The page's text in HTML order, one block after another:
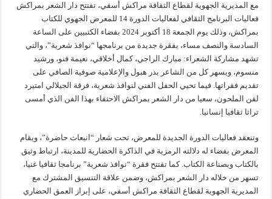
مع المديرية الجهوية لقطاع الثقافة مراكش أسفي، تفتتح دار الشعر بمراكش
فعاليات البرنامج الثقافي لفعاليات الدورة 14 للمعرض الجهوي للكتاب
بمراكش، وذلك يوم الجمعة 18 أكتوبر 2024 بفضاء الكتبيين على الساعة
السادسة والنصف مساء، بفقرة جديدة من برنامجها “نوافذ شعرية”، والتي
تشهد مشاركة الشعراء: مبارك الراجي، كمال أخلاقي، نعيمة فنو، ورشيد
منسوم، ويسهر كل من الشاعر بدر هبول والإعلامية صوفية الصافي على
تقديم فقراتها. فيما تحيي الحفل الفني لنوافذ شعرية، فرقة الجيلالي امتيرد
لفن الملحون، سعيا من دار الشعر بمراكش الاحتفاء بهذا الفن الذي أمسى
تراثا ثقافيا إنسانيا.
وتنعقد فعاليات الدورة الجديدة للمعرض، تحت شعار “انبعاث حاضرة”، ويقام
المعرض بفضاء له دلالته الرمزية في الذاكرة الحضارية للمدينة، ارتباط وثيق
بالكتاب وبصناعة الكتاب. كما تفتتح فقرة “نوافذ شعرية” برنامجا ثقافيا غنيا،
تسهر من خلاله دار الشعر بمراكش، وضمن علاقة التنسيق المشترك مع
المديرية الجهوية لقطاع الثقافة مراكش أسفي، على إبراز العمق الحضاري